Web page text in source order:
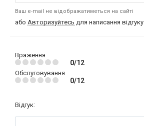
Ваш e-mail не відображатиметься на сайті
або Авторизуйтесь для написання відгуку
Враження
0/12
Обслуговування
0/12
Відгук: